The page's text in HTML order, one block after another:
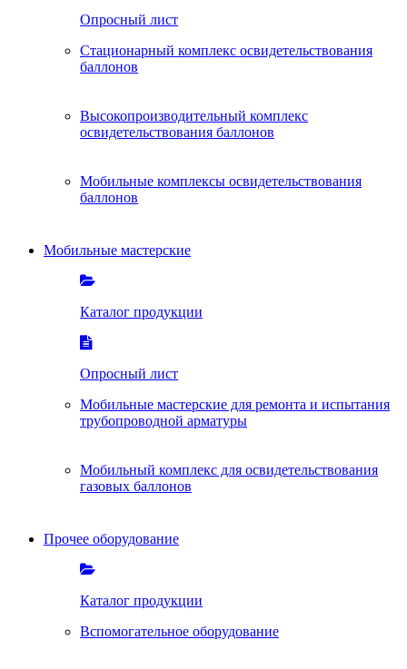
Опросный лист
Стационарный комплекс освидетельствования
баллонов
Высокопроизводительный комплекс
освидетельствования баллонов
Мобильные комплексы освидетельствования
баллонов
Мобильные мастерские
Каталог продукции
Опросный лист
Мобильные мастерские для ремонта и испытания
трубопроводной арматуры
Мобильный комплекс для освидетельствования
газовых баллонов
Прочее оборудование
Каталог продукции
Вспомогательное оборудование